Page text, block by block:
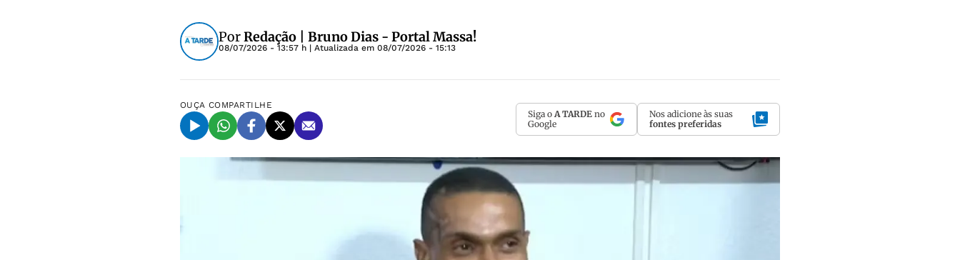
PorRedação | Bruno Dias - Portal Massa!
08/07/2026 - 13:57 h | Atualizada em 08/07/2026 - 15:13
OUÇA COMPARTILHE
Siga o A TARDE no
Google
Nos adicione às suas
fontes preferidas